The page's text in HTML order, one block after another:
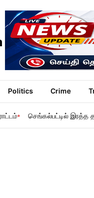
Politics Crime
செங்கல்பட்டில் இரத்த